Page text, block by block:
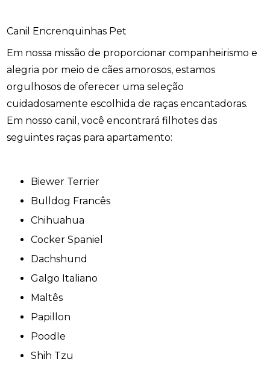
Canil Encrenquinhas Pet
Em nossa missão de proporcionar companheirismo e
alegria por meio de cães amorosos, estamos
orgulhosos de oferecer uma seleção
cuidadosamente escolhida de raças encantadoras.
Em nosso canil, você encontrará filhotes das
seguintes raças para apartamento:
Biewer Terrier
Bulldog Francês
Chihuahua
Cocker Spaniel
Dachshund
Galgo Italiano
Maltês
Papillon
Poodle
Shih Tzu